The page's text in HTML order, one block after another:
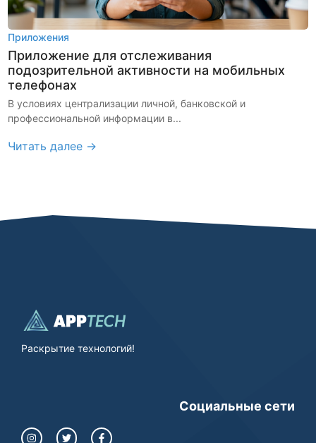
Приложения
Приложение для отслеживания
подозрительной активности на мобильных
телефонах
В условиях централизации личной, банковской и
профессиональной информации в...
Читать далее →
Раскрытие технологий!
Социальные сети